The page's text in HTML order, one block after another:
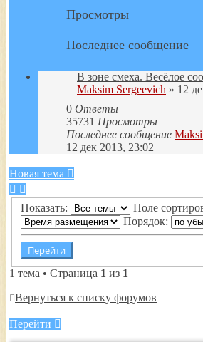
Просмотры
Последнее сообщение
В зоне смеха. Весёлое
Maksim Sergeevich » 12
0 Ответы
35731 Просмотры
Последнее сообщение
12 дек 2013, 23:02
Новая тема
Показать:
Поле
Порядок:
1 тема • Страница 1 из 1
Вернуться к списку форумов
Перейти